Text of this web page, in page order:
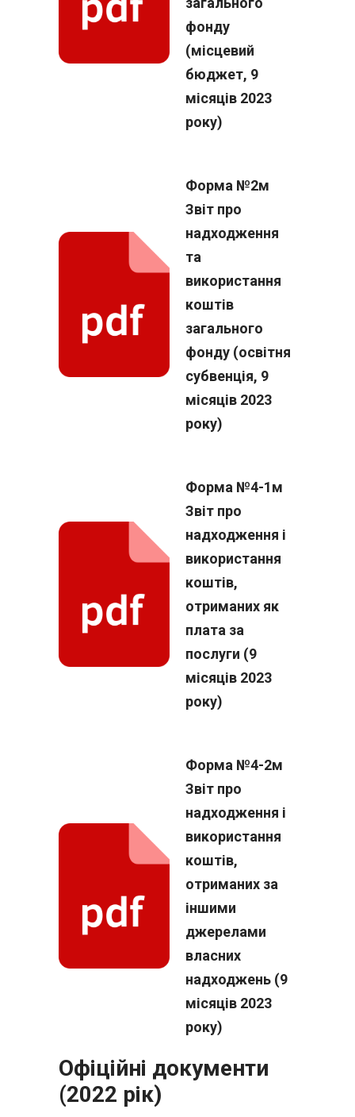
фонду
(місцевий
бюджет, 9
місяців 2023
року)
Форма №2м
Звіт про
надходження
та
використання
коштів
загального
фонду (освітня
субвенція, 9
місяців 2023
року)
Форма №4-1м
Звіт про
надходження і
використання
коштів,
отриманих як
плата за
послуги (9
місяців 2023
року)
Форма №4-2м
Звіт про
надходження і
використання
коштів,
отриманих за
іншими
джерелами
власних
надходжень (9
місяців 2023
року)
Офіційні документи
(2022 рік)